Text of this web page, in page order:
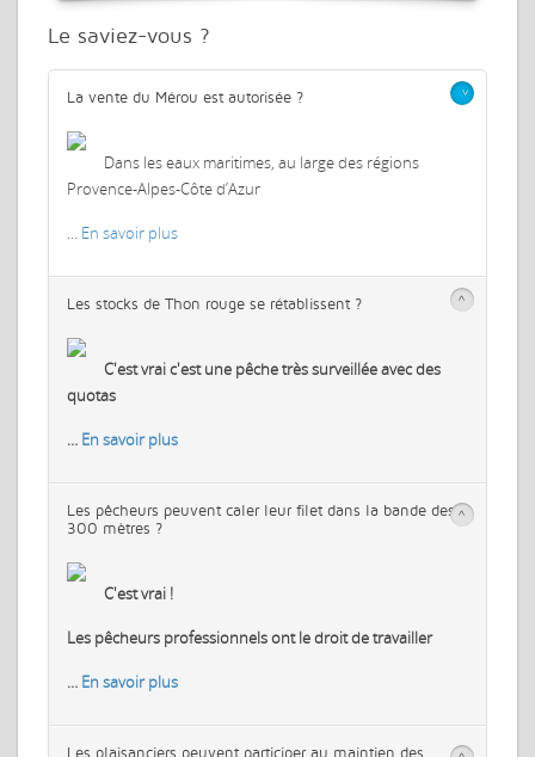
Le saviez-vous ?
La vente du Mérou est autorisée ? >
Dans les eaux maritimes, au large des régions
Provence-Alpes-Côte d’Azur
… En savoir plus
Les stocks de Thon rouge se rétablissent ? >
C'est vrai c'est une pêche très surveillée avec des
quotas
… En savoir plus
Les pêcheurs peuvent caler leur filet dans la bande des
300 mètres ?
>
C'est vrai !
Les pêcheurs professionnels ont le droit de travailler
… En savoir plus
Les plaisanciers peuvent participer au maintien des
>